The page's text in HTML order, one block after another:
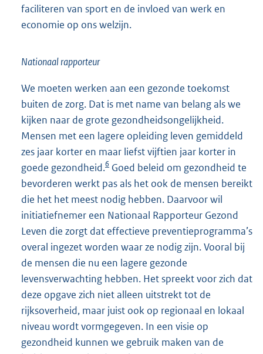
faciliteren van sport en de invloed van werk en
economie op ons welzijn.
Nationaal rapporteur
We moeten werken aan een gezonde toekomst
buiten de zorg. Dat is met name van belang als we
kijken naar de grote gezondheidsongelijkheid.
Mensen met een lagere opleiding leven gemiddeld
zes jaar korter en maar liefst vijftien jaar korter in
goede gezondheid.6 Goed beleid om gezondheid te
bevorderen werkt pas als het ook de mensen bereikt
die het het meest nodig hebben. Daarvoor wil
initiatiefnemer een Nationaal Rapporteur Gezond
Leven die zorgt dat effectieve preventieprogramma’s
overal ingezet worden waar ze nodig zijn. Vooral bij
de mensen die nu een lagere gezonde
levensverwachting hebben. Het spreekt voor zich dat
deze opgave zich niet alleen uitstrekt tot de
rijksoverheid, maar juist ook op regionaal en lokaal
niveau wordt vormgegeven. In een visie op
gezondheid kunnen we gebruik maken van de